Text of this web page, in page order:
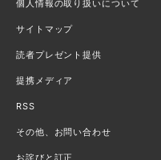
個人情報の取り扱いについて
サイトマップ
読者プレゼント提供
提携メディア
RSS
その他、お問い合わせ
お詫びと訂正